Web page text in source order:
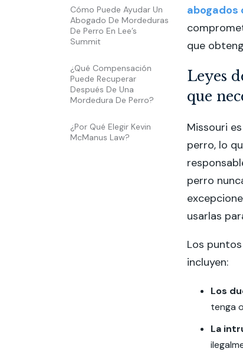
Cómo Puede Ayudar Un
Abogado De Mordeduras
De Perro En Lee’s
Summit
¿Qué Compensación
Puede Recuperar
Después De Una
Mordedura De Perro?
¿Por Qué Elegir Kevin
McManus Law?
abogados
que
Leyes
que
Missouri
perro, lo
perro
usarlas
Los
incluyen:
Los
tenga
La